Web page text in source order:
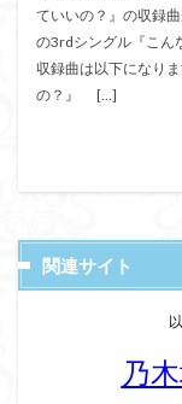
ていいの？』の収録
の3rdシングル『こん
収録曲は以下になり
の？』 […]
関連サイト
乃